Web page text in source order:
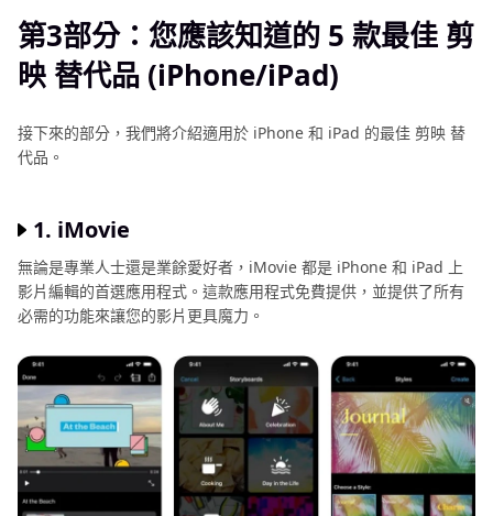
第3部分：您應該知道的 5 款最佳 剪
映 替代品 (iPhone/iPad)
接下來的部分，我們將介紹適用於 iPhone 和 iPad 的最佳 剪映 替
代品。
1. iMovie
無論是專業人士還是業餘愛好者，iMovie 都是 iPhone 和 iPad 上
影片編輯的首選應用程式。這款應用程式免費提供，並提供了所有
必需的功能來讓您的影片更具魔力。